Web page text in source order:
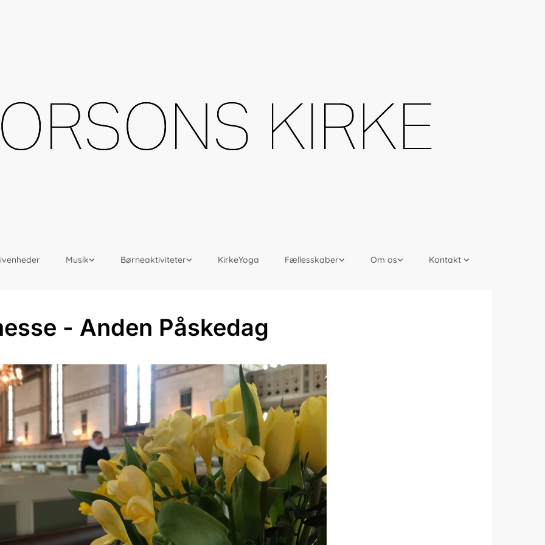
Musik Børneaktiviteter KirkeYoga Fællesskaber Om os Kontakt
- Anden Påskedag